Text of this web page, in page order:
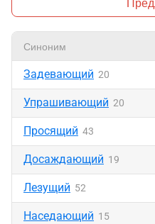
Синоним
Задевающий 20
Упрашивающий 20
Просящий 43
Досаждающий 19
Лезущий 52
Наседающий 15